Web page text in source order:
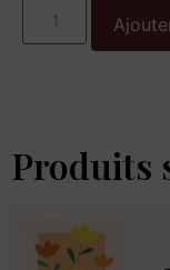
Produits